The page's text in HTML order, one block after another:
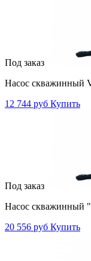
Под заказ
Насос скважинный
12 744 руб Купить
Под заказ
Насос скважинный
20 556 руб Купить